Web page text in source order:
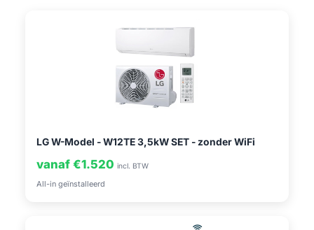
LG W-Model - W12TE 3,5kW SET - zonder WiFi
vanaf €1.520 incl. BTW
All-in geïnstalleerd